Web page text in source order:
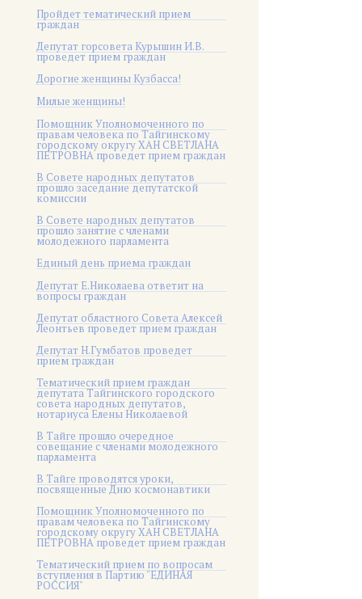
Пройдет тематический прием
граждан
Депутат горсовета Курышин И.В.
проведет прием граждан
Дорогие женщины Кузбасса!
Милые женщины!
Помощник Уполномоченного по
правам человека по Тайгинскому
городскому округу ХАН СВЕТЛАНА
ПЕТРОВНА проведет прием граждан
В Совете народных депутатов
прошло заседание депутатской
комиссии
В Совете народных депутатов
прошло занятие с членами
молодежного парламента
Единый день приема граждан
Депутат Е.Николаева ответит на
вопросы граждан
Депутат областного Совета Алексей
Леонтьев проведет прием граждан
Депутат Н.Гумбатов проведет
прием граждан
Тематический прием граждан
депутата Тайгинского городского
совета народных депутатов,
нотариуса Елены Николаевой
В Тайге прошло очередное
совещание с членами молодежного
парламента
В Тайге проводятся уроки,
посвященные Дню космонавтики
Помощник Уполномоченного по
правам человека по Тайгинскому
городскому округу ХАН СВЕТЛАНА
ПЕТРОВНА проведет прием граждан
Тематический прием по вопросам
вступления в Партию "ЕДИНАЯ
РОССИЯ"